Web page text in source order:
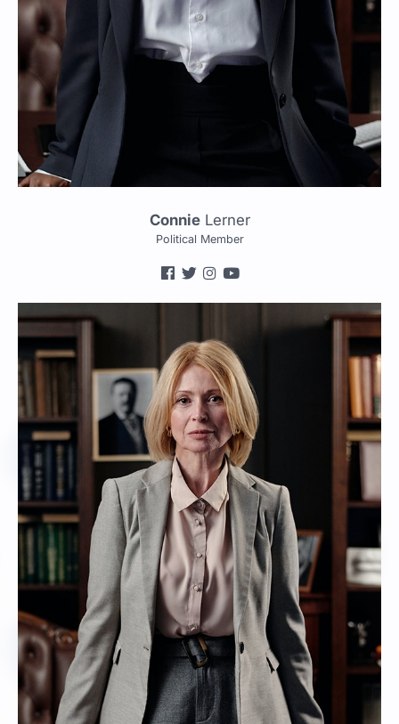
ConnieLerner
Political Member